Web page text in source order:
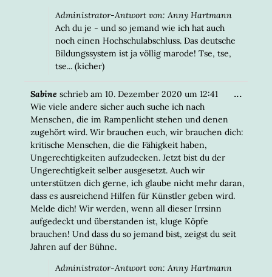
Administrator-Antwort von: Anny Hartmann
Ach du je - und so jemand wie ich hat auch
noch einen Hochschulabschluss. Das deutsche
Bildungssystem ist ja völlig marode! Tse, tse,
tse... (kicher)
Sabine schrieb am 10. Dezember 2020 um 12:41
Wie viele andere sicher auch suche ich nach
Menschen, die im Rampenlicht stehen und denen
zugehört wird. Wir brauchen euch, wir brauchen dich:
kritische Menschen, die die Fähigkeit haben,
Ungerechtigkeiten aufzudecken. Jetzt bist du der
Ungerechtigkeit selber ausgesetzt. Auch wir
unterstützen dich gerne, ich glaube nicht mehr daran,
dass es ausreichend Hilfen für Künstler geben wird.
Melde dich! Wir werden, wenn all dieser Irrsinn
aufgedeckt und überstanden ist, kluge Köpfe
brauchen! Und dass du so jemand bist, zeigst du seit
Jahren auf der Bühne.
Administrator-Antwort von: Anny Hartmann
...DIESE